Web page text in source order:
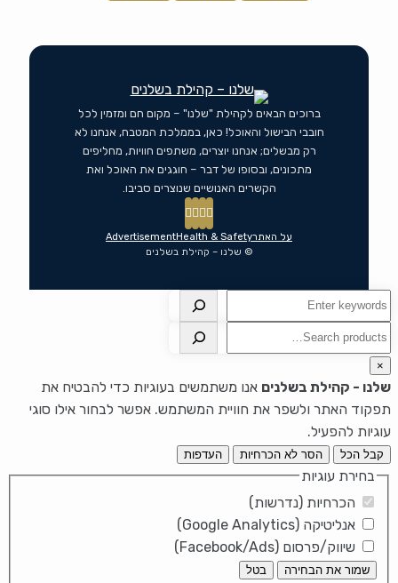
ברוכים הבאים לקהילת "שלנו" – מקום חם ומזמין לכל
חובבי הבישול והאוכל! כאן, בממלכת המטבח, אנחנו לא
רק מבשלים; אנחנו יוצרים, משתפים חוויות, מחליפים
מתכונים, ובסופו של דבר – חוגגים את האוכל ואת
הקשרים האנושיים שנוצרים סביבו.
על האתרHealth & Safety
Advertisement
© שלנו – קהילת בשלנים
חיפוש
חיפוש
×
שלנו - קהילת בשלנים אנו משתמשים בעוגיות כדי להבטיח את
תפקוד האתר ולשפר את חוויית המשתמש. אפשר לבחור אילו סוגי
עוגיות להפעיל.
קבל הכל הסר לא הכרחיות העדפות
בחירת עוגיות
הכרחיות (נדרשות)
אנליטיקה (Google Analytics)
שיווק/פרסום (Facebook/Ads)
שמור את הבחירה בטל